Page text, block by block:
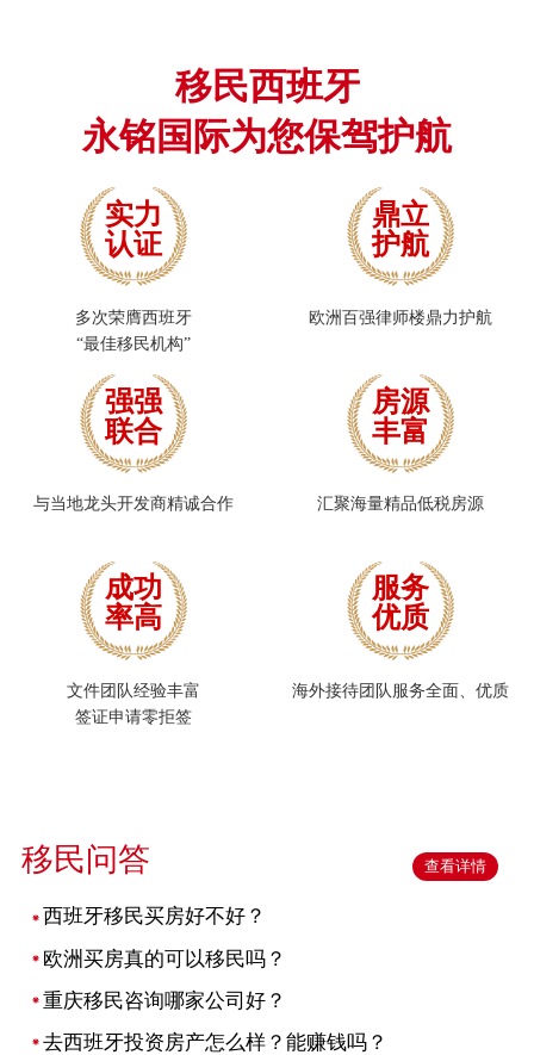
移民西班牙
永铭国际为您保驾护航
实力
认证
多次荣膺西班牙
“最佳移民机构”
鼎立
护航
欧洲百强律师楼鼎力护航
强强
联合
与当地龙头开发商精诚合作
房源
丰富
汇聚海量精品低税房源
成功
率高
文件团队经验丰富
签证申请零拒签
服务
优质
海外接待团队服务全面、优质
移民问答 查看详情
西班牙移民买房好不好？
欧洲买房真的可以移民吗？
重庆移民咨询哪家公司好？
去西班牙投资房产怎么样？能赚钱吗？